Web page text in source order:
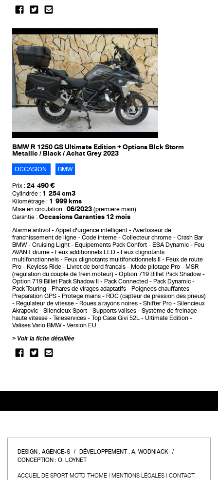
BMW R 1250 GS Ultimate Edition + Options Blck Storm
Metallic / Black / Achat Grey 2023
OCCASION BMW
Prix : 24 490 €
Cylindrée : 1 254 cm3
Kilométrage : 1 999 kms
Mise en circulation : 06/2023 (première main)
Garantie : Occasions Garanties 12 mois
Alarme antivol Appel d'urgence intelligent
Avertisseur de
franchissement de ligne
Code interne Collecteur chrome
Crash Bar
BMW
Cruising Light Equipements Pack Confort ESA Dynamic
Feu
AVANT diurne
Feux additionnels LED
Feux clignotants
multifonctionnels
Feux clignotants multifonctionnels II
Feux de route
Pro
Keyless Ride Livret de bord francais Mode pilotage Pro
MSR
(regulation du couple de frein moteur)
Option 719 Billet Pack Shadow
Option 719 Billet Pack Shadow II
Pack Connected
Pack Dynamic
Pack Touring
Phares de virages adaptatifs
Poignees chauffantes
Preparation GPS
Protege mains
RDC (capteur de pression des pneus)
Regulateur de vitesse
Roues a rayons noires Shifter Pro
Silencieux
Akrapovic
Silencieux Sport Supports valises
Système de freinage
haute vitesse
Teleservices Top Case Givi 52L
Ultimate Edition
Valises Vario BMW
Version EU
Voir la fiche détaillée
DESIGN : AGENCE-S DÉVELOPPEMENT : A. WODNIACK
CONCEPTION : O. LOYNET
ACCUEIL DE SPORT MOTO THOME MENTIONS LÉGALES CONTACT